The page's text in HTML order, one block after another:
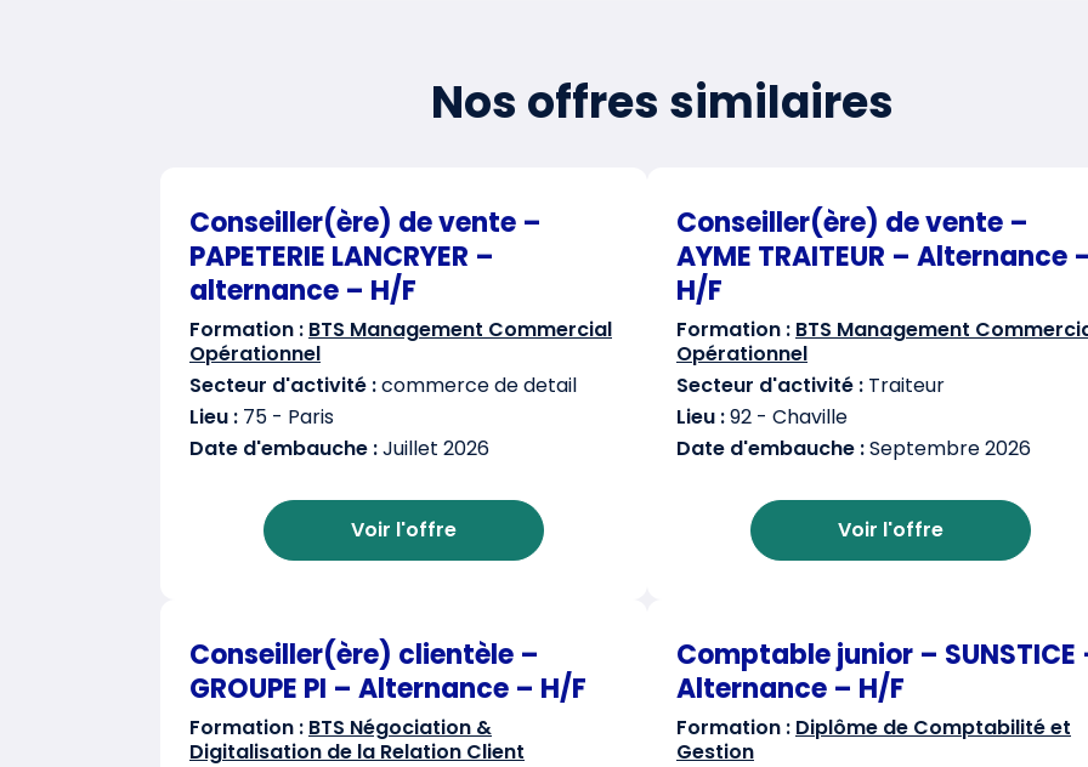
Nos offres similaires
Conseiller(ère) de vente –
PAPETERIE LANCRYER –
alternance – H/F
Formation : BTS Management Commercial
Opérationnel
Secteur d'activité :commerce de detail
Lieu : 75 - Paris
Date d'embauche :Juillet 2026
Voir l'offre
Conseiller(ère) de vente –
AYME TRAITEUR – Alternance
H/F
Formation : BTS Management
Opérationnel
Secteur d'activité : Traiteur
Lieu :92 - Chaville
Date d'embauche :Septembre 2026
Voir l'offre
Conseiller(ère) clientèle –
GROUPE PI – Alternance – H/F
Formation : BTS Négociation &
Digitalisation de la Relation Client
Comptable junior – SUNSTICE
Alternance – H/F
Formation : Diplôme de Comptabilité et
Gestion